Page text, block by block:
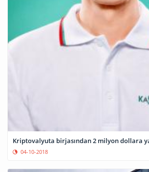
Kriptovalyuta birjasından 2 milyon dollara
04-10-2018